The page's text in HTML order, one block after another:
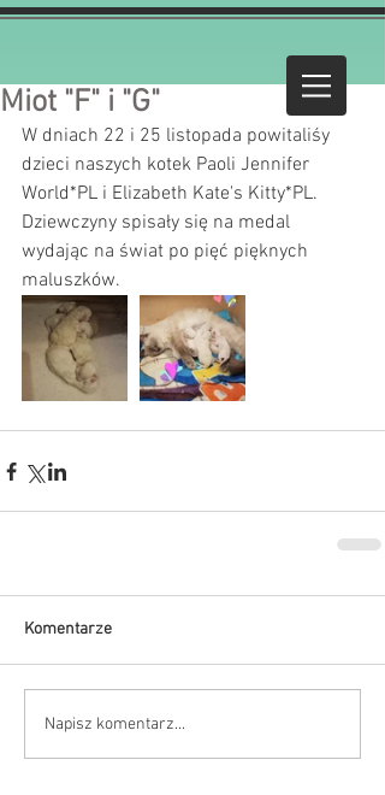
Miot "F" i "G"
W dniach 22 i 25 listopada powitaliśy
dzieci naszych kotek Paoli Jennifer
World*PL i Elizabeth Kate's Kitty*PL.
Dziewczyny spisały się na medal
wydając na świat po pięć pięknych
maluszków.
Komentarze
Napisz komentarz...